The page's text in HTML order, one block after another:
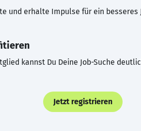
und erhalte Impulse für ein besseres
kannst Du Deine Job-Suche
Jetzt registrieren